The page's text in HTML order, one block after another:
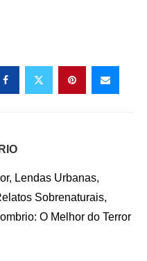
Lendas Urbanas,
Sobrenaturais,
O Melhor do Terror